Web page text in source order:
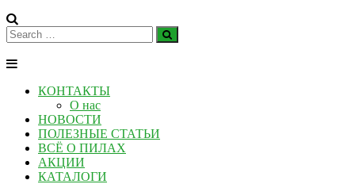
КОНТАКТЫ
О нас
НОВОСТИ
ПОЛЕЗНЫЕ СТАТЬИ
ВСЁ О ПИЛАХ
АКЦИИ
КАТАЛОГИ